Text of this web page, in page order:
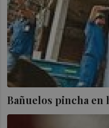
Bañuelos pincha en